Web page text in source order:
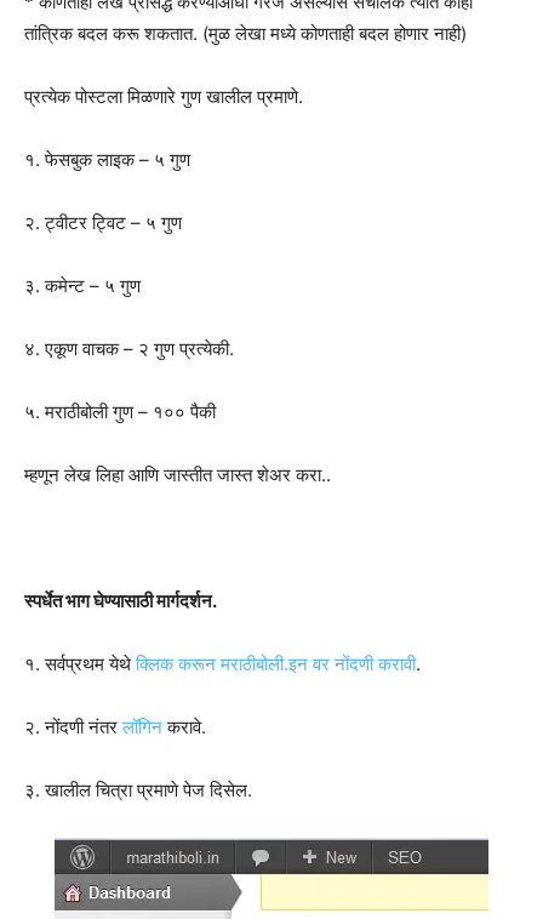
तांत्रिक बदल करू शकतात. (मुळ लेखा मध्ये कोणताही बदल होणार नाही)
प्रत्येक पोस्टला मिळणारे गुण खालील प्रमाणे.
१. फेसबुक लाइक – ५ गुण
२. ट्वीटर ट्विट – ५ गुण
३. कमेन्ट – ५ गुण
४. एकूण वाचक – २ गुण प्रत्येकी.
५. मराठीबोली गुण – १०० पैकी
म्हणून लेख लिहा आणि जास्तीत जास्त शेअर करा..
स्पर्धेत भाग घेण्यासाठी मार्गदर्शन.
१. सर्वप्रथम येथेक्लिक करून मराठीबोली.इन वर नोंदणी करावी.
२. नोंदणी नंतरलॉगिनकरावे.
३. खालील चित्रा प्रमाणे पेज दिसेल.